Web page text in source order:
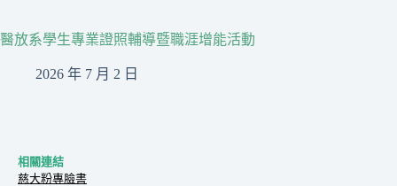
醫放系學生專業證照輔導暨職涯增能活動
2026 年 7 月 2 日
相關連結
慈大粉專臉書